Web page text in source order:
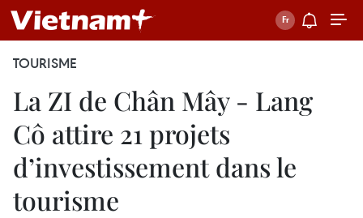
TOURISME
La ZI de Chân Mây - Lang
Cô attire 21 projets
d’investissement dans le
tourisme